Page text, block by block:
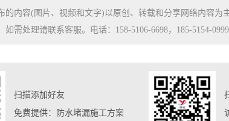
的内容(图片、视频和文字)以原创、转载和分享网络内容
需处理请联系客服。电话：158-5106-6698，185-5154-0999
扫描添加好友
免费提供：防水堵漏施工方案